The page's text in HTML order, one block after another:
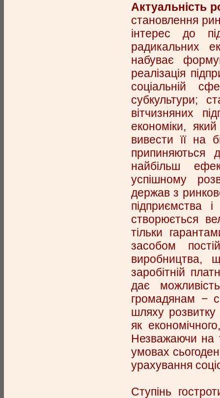
Актуальність
становлення
інтерес до
радикальних
набуває
реалізація
соціальній
субкультури;
вітчизняних
економіки,
вивести її на
припиняються
найбільш
успішному
держав з
підприємства
створюється
тільки
засобом
виробництва,
заробітній
дає
громадянам −
шляху
як
Незважаючи на
умовах
урахування
Ступінь